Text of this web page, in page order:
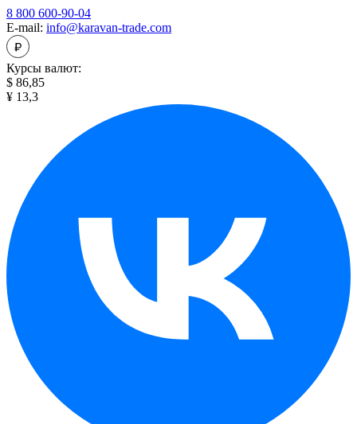
8 800 600-90-04
E-mail: info@karavan-trade.com
Курсы валют:
$ 86,85
¥ 13,3